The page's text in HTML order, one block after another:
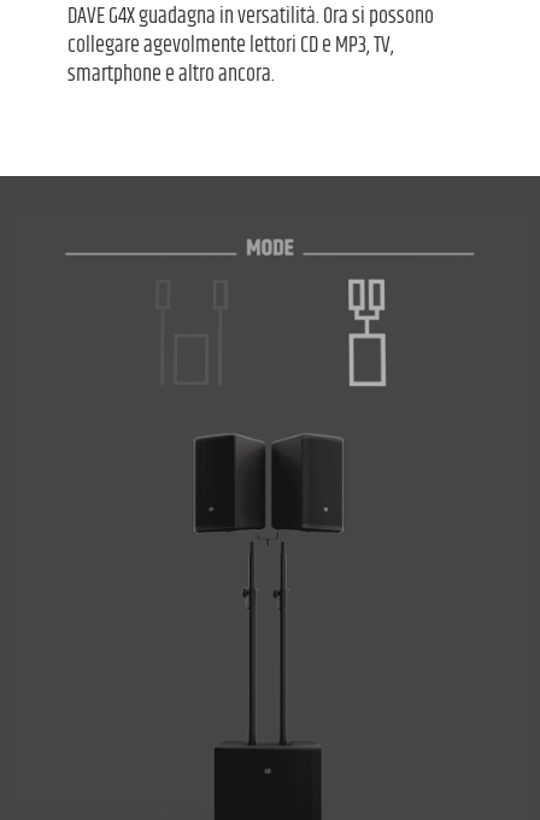
DAVE G4X guadagna in versatilità. Ora si possono
collegare agevolmente lettori CD e MP3, TV,
smartphone e altro ancora.